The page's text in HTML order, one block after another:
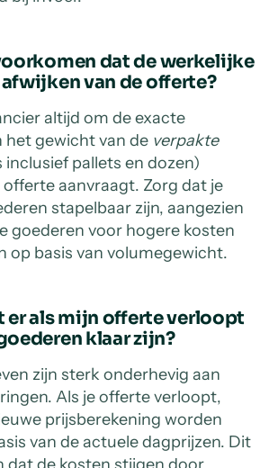
dat de werkelijke
van de offerte?
altijd om de exacte
het gewicht van de verpakte
pallets en dozen)
aanvraagt. Zorg dat je
stapelbaar zijn, aangezien
goederen voor hogere kosten
op basis van volumegewicht.
er als mijn offerte verloopt
klaar zijn?
zijn sterk onderhevig aan
Als je offerte verloopt,
prijsberekening worden
van de actuele dagprijzen. Dit